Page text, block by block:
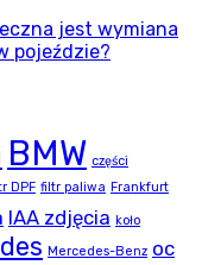
jest wymiana
pojeździe?
BMW części
DPF filtr paliwa Frankfurt
IAA zdjęcia koło
Mercedes-Benz oc